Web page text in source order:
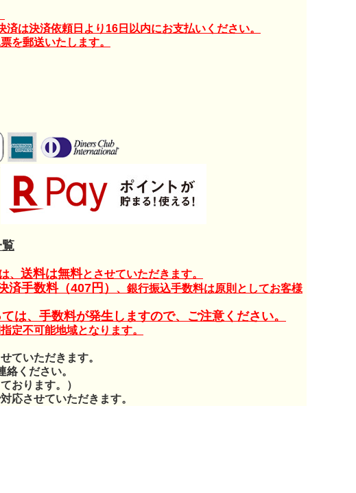
は決済依頼日より16日以内にお支払いください。
を郵送いたします。
、 送料は無料とさせていただきます。
済手数料（407円）
、銀行振込手数料は原則としてお客様
は、手数料が発生しますので、ご注意ください。
定不可能地域となります。
ていただきます。
ください。
おります。）
応させていただきます。